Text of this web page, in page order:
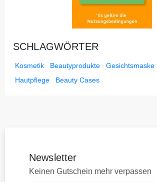
SCHLAGWÖRTER
Kosmetik Beautyprodukte Gesichtsmaske
Hautpflege
Beauty Cases
Newsletter
Keinen Gutschein mehr verpassen